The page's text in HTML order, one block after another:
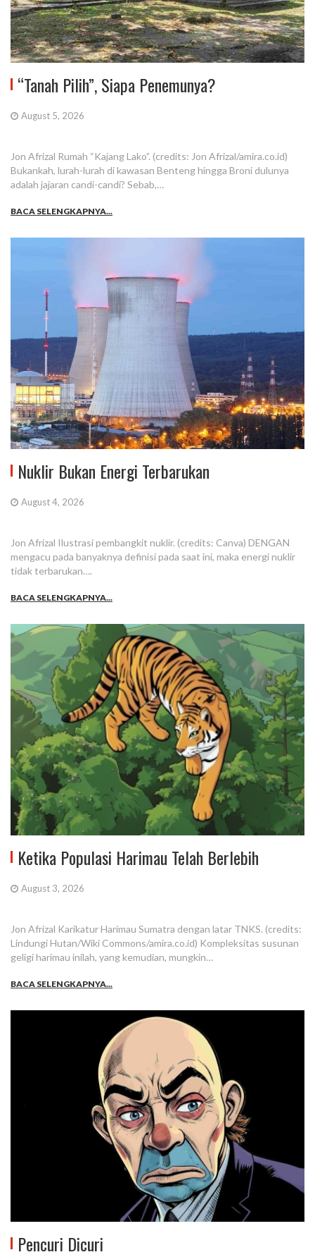
“Tanah Pilih”, Siapa Penemunya?
August 5, 2026
Jon Afrizal Rumah “Kajang Lako”. (credits: Jon Afrizal/amira.co.id)
Bukankah, lurah-lurah di kawasan Benteng hingga Broni dulunya
adalah jajaran candi-candi? Sebab,…
BACA SELENGKAPNYA...
Nuklir Bukan Energi Terbarukan
August 4, 2026
Jon Afrizal Ilustrasi pembangkit nuklir. (credits: Canva) DENGAN
mengacu pada banyaknya definisi pada saat ini, maka energi nuklir
tidak terbarukan….
BACA SELENGKAPNYA...
Ketika Populasi Harimau Telah Berlebih
August 3, 2026
Jon Afrizal Karikatur Harimau Sumatra dengan latar TNKS. (credits:
Lindungi Hutan/Wiki Commons/amira.co.id) Kompleksitas susunan
geligi harimau inilah, yang kemudian, mungkin…
BACA SELENGKAPNYA...
Pencuri Dicuri